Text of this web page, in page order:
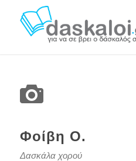
Φοίβη Ο.
Δασκάλα χορού